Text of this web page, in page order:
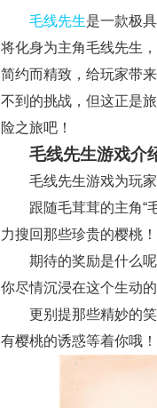
毛线先生是一款极
将化身为主角毛线先生
简约而精致，给玩家带
不到的挑战，但这正是
险之旅吧！
毛线先生游戏介
毛线先生游戏为玩
跟随毛茸茸的主角“
力搜回那些珍贵的樱桃！
期待的奖励是什么
你尽情沉浸在这个生动的
更别提那些精妙的
有樱桃的诱惑等着你哦！